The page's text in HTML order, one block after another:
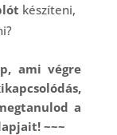
készíteni,
ami végre
a
~~~